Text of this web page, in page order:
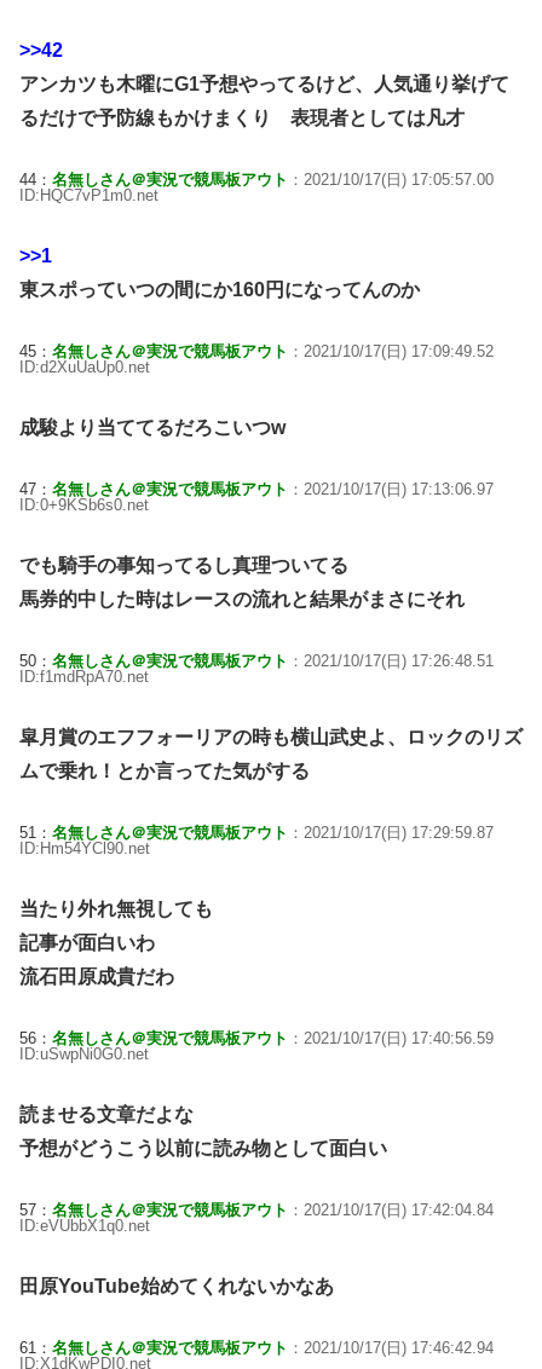
>>42
アンカツも木曜にG1予想やってるけど、人気通り挙げて
るだけで予防線もかけまくり 表現者としては凡才
44： 名無しさん＠実況で競馬板アウト ：2021/10/17(日) 17:05:57.00
ID:HQC7vP1m0.net
>>1
東スポっていつの間にか160円になってんのか
45： 名無しさん＠実況で競馬板アウト ：2021/10/17(日) 17:09:49.52
ID:d2XuUaUp0.net
成駿より当ててるだろこいつw
47： 名無しさん＠実況で競馬板アウト ：2021/10/17(日) 17:13:06.97
ID:0+9KSb6s0.net
でも騎手の事知ってるし真理ついてる
馬券的中した時はレースの流れと結果がまさにそれ
50： 名無しさん＠実況で競馬板アウト ：2021/10/17(日) 17:26:48.51
ID:f1mdRpA70.net
皐月賞のエフフォーリアの時も横山武史よ、ロックのリズ
ムで乗れ！とか言ってた気がする
51： 名無しさん＠実況で競馬板アウト ：2021/10/17(日) 17:29:59.87
ID:Hm54YCl90.net
当たり外れ無視しても
記事が面白いわ
流石田原成貴だわ
56： 名無しさん＠実況で競馬板アウト ：2021/10/17(日) 17:40:56.59
ID:uSwpNi0G0.net
読ませる文章だよな
予想がどうこう以前に読み物として面白い
57： 名無しさん＠実況で競馬板アウト ：2021/10/17(日) 17:42:04.84
ID:eVUbbX1q0.net
田原YouTube始めてくれないかなあ
61： 名無しさん＠実況で競馬板アウト ：2021/10/17(日) 17:46:42.94
ID:X1dKwPDI0.net